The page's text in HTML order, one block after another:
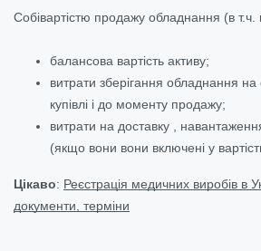
Собівартістю продажу обладнання (в
балансова вартість активу;
витрати зберігання обладнання на
купівлі і до моменту продажу;
витрати на доставку ,
(якщо вони вони включені у
Цікаво: Реєстрація медичних виробів в
документи, терміни